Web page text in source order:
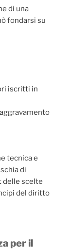
di una
fondarsi su
iscritti in
tecnica e
di
delle scelte
del diritto
per il